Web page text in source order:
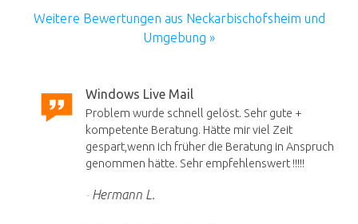
Weitere Bewertungen aus Neckarbischofsheim und
Umgebung »
Windows Live Mail
Problem wurde schnell gelöst. Sehr gute +
kompetente Beratung. Hätte mir viel Zeit
gespart,wenn ich früher die Beratung in Anspruch
genommen hätte. Sehr empfehlenswert !!!!!
Hermann L.